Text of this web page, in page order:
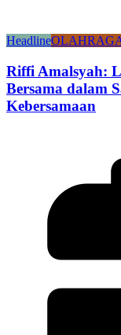
Headline
Riffi Amalsyah:
Bersama dalam
Kebersamaan